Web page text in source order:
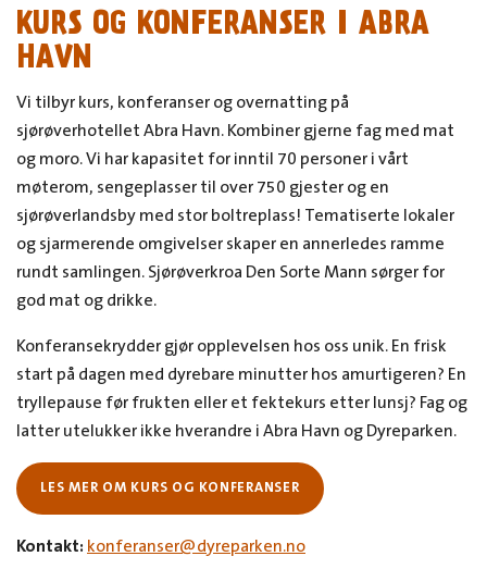
KURS OG KONFERANSER I ABRA
HAVN
Vi tilbyr kurs, konferanser og overnatting på
sjørøverhotellet Abra Havn. Kombiner gjerne fag med mat
og moro. Vi har kapasitet for inntil 70 personer i vårt
møterom, sengeplasser til over 750 gjester og en
sjørøverlandsby med stor boltreplass! Tematiserte lokaler
og sjarmerende omgivelser skaper en annerledes ramme
rundt samlingen. Sjørøverkroa Den Sorte Mann sørger for
god mat og drikke.
Konferansekrydder gjør opplevelsen hos oss unik. En frisk
start på dagen med dyrebare minutter hos amurtigeren? En
tryllepause før frukten eller et fektekurs etter lunsj? Fag og
latter utelukker ikke hverandre i Abra Havn og Dyreparken.
LES MER OM KURS OG KONFERANSER
Kontakt: konferanser@dyreparken.no